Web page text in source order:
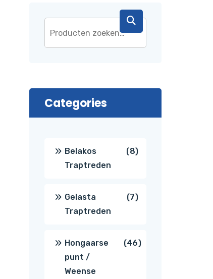
Categories
Belakos
Traptreden
88
Gelasta
Traptreden
77
Hongaarse
punt /
Weense
4646